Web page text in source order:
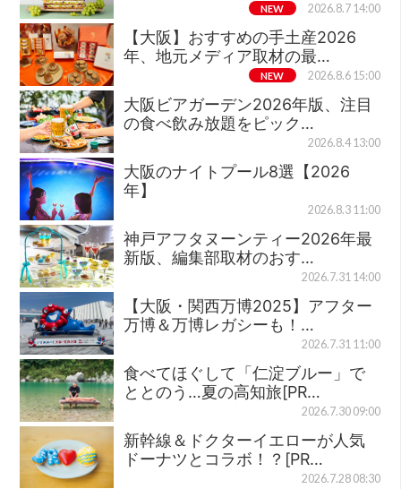
NEW 2026.8.7 14:00
【大阪】おすすめの手土産2026
年、地元メディア取材の最…
NEW 2026.8.6 15:00
大阪ビアガーデン2026年版、注目
の食べ飲み放題をピック…
2026.8.4 13:00
大阪のナイトプール8選【2026
年】
2026.8.3 11:00
神戸アフタヌーンティー2026年最
新版、編集部取材のおす…
2026.7.31 14:00
【大阪・関西万博2025】アフター
万博＆万博レガシーも！…
2026.7.31 11:00
食べてほぐして「仁淀ブルー」で
ととのう…夏の高知旅[PR…
2026.7.30 09:00
新幹線＆ドクターイエローが人気
ドーナツとコラボ！？[PR…
2026.7.28 08:30